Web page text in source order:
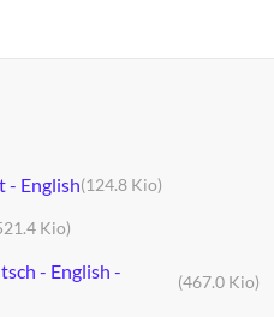
- English(124.8 Kio)
Kio)
- English -
(467.0 Kio)